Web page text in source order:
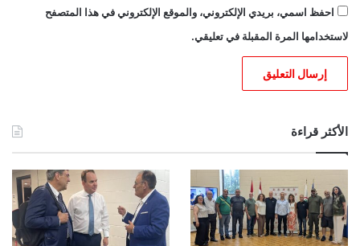
احفظ اسمي، بريدي الإلكتروني، والموقع الإلكتروني في هذا المتصفح
لاستخدامها المرة المقبلة في تعليقي.
الأكثر قراءة